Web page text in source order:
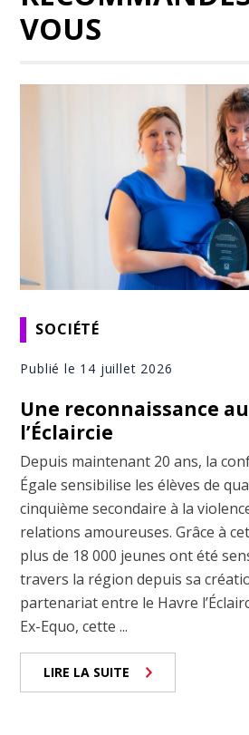
VOUS
SOCIÉTÉ
Publié le 14 juillet 2026
Une reconnaissance
l’Éclaircie
Depuis maintenant 20 ans, la
Égale sensibilise les élèves de
cinquième secondaire à la
relations amoureuses. Grâce à
plus de 18 000 jeunes ont été
travers la région depuis sa
partenariat entre le Havre
Ex-Equo, cette ...
LIRE LA SUITE